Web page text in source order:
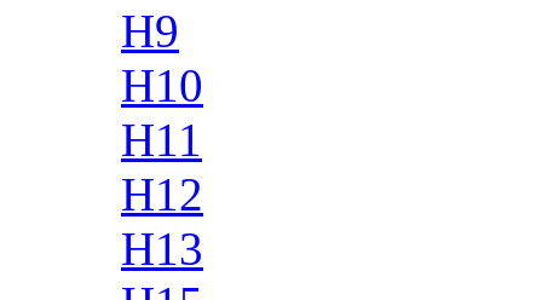
H9
H10
H11
H12
H13